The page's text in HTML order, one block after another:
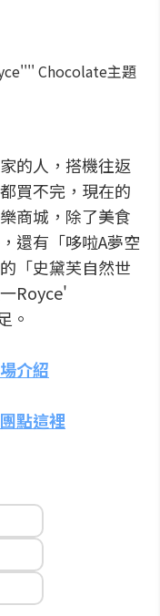
Chocolate主題
的人，搭機往返
買不完，現在的
商城，除了美食
還有「哆啦A夢空
「史黛芙自然世
Royce'
。
介紹
點這裡